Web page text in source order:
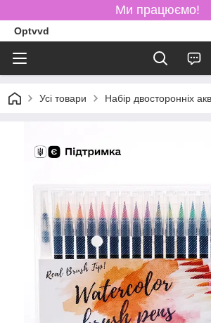
Ми працюємо!
Optvvd
Усі товари Набір двосторонніх